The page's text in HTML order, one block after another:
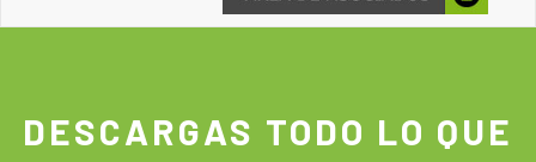
DESCARGAS TODO LO QUE